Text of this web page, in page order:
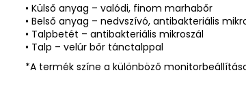
• Külső anyag – valódi, finom marhabőr
• Belső anyag – nedvszívó, antibakteriális
• Talpbetét – antibakteriális mikroszál
• Talp – velúr bőr tánctalppal
*A termék színe a különböző